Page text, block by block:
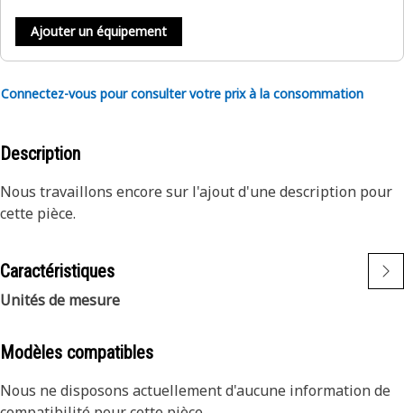
Ajouter un équipement
Connectez-vous pour consulter votre prix à la consommation
Description
Nous travaillons encore sur l'ajout d'une description pour
cette pièce.
Caractéristiques
Unités de mesure
Modèles compatibles
Nous ne disposons actuellement d'aucune information de